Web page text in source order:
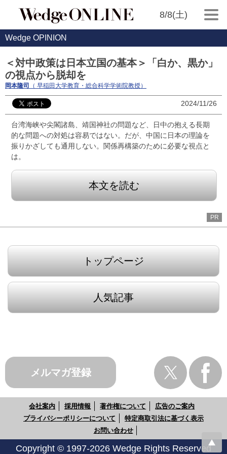
8/8(土)
Wedge OPINION
＜対中政策は日本立国の基本＞「白か、黒か」
の視点から脱却を
岡本隆司 （ 早稲田大学教育・総合科学学術院教授）
2024/11/26
台湾海峡や尖閣諸島、靖国神社の問題など、日中の抱える長期
的な問題への対処は容易ではない。だが、中国に日本の理論を
振りかざしても通用しない。関係再構築のために必要な視点と
は。
本文を読む
PR
トップページ
人気記事
メルマガ登録
会社案内 採用情報 著作権について
広告のご案内
プライバシーポリシーについて
特定商取引法に基づく表示
お問い合わせ
Copyright © 1997-2026 Wedge Rights Reserved